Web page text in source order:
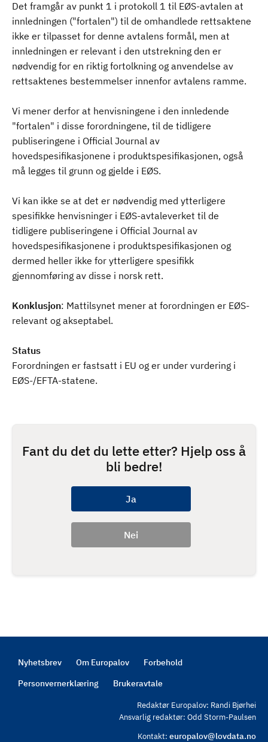
Det framgår av punkt 1 i protokoll 1 til EØS-avtalen at
innledningen ("fortalen") til de omhandlede rettsaktene
ikke er tilpasset for denne avtalens formål, men at
innledningen er relevant i den utstrekning den er
nødvendig for en riktig fortolkning og anvendelse av
rettsaktenes bestemmelser innenfor avtalens ramme.
Vi mener derfor at henvisningene i den innledende
"fortalen" i disse forordningene, til de tidligere
publiseringene i Official Journal av
hovedspesifikasjonene i produktspesifikasjonen, også
må legges til grunn og gjelde i EØS.
Vi kan ikke se at det er nødvendig med ytterligere
spesifikke henvisninger i EØS-avtaleverket til de
tidligere publiseringene i Official Journal av
hovedspesifikasjonene i produktspesifikasjonen og
dermed heller ikke for ytterligere spesifikk
gjennomføring av disse i norsk rett.
Konklusjon: Mattilsynet mener at forordningen er EØS-
relevant og akseptabel.
Status
Forordningen er fastsatt i EU og er under vurdering i
EØS-/EFTA-statene.
Fant du det du lette etter? Hjelp oss å
bli bedre!
Footer
Nyhetsbrev Om Europalov
Forbehold
Personvernerklæring
Brukeravtale
Redaktør Europalov: Randi Bjørhei
Ansvarlig redaktør: Odd Storm-Paulsen
Kontakt: europalov@lovdata.no